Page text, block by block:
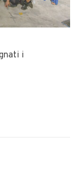
i